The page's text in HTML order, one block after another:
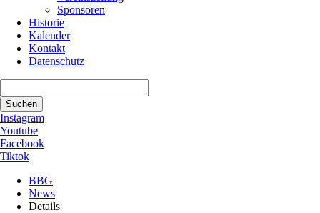
Sponsoren
Historie
Kalender
Kontakt
Datenschutz
Suchen
Instagram
Youtube
Facebook
Tiktok
BBG
News
Details